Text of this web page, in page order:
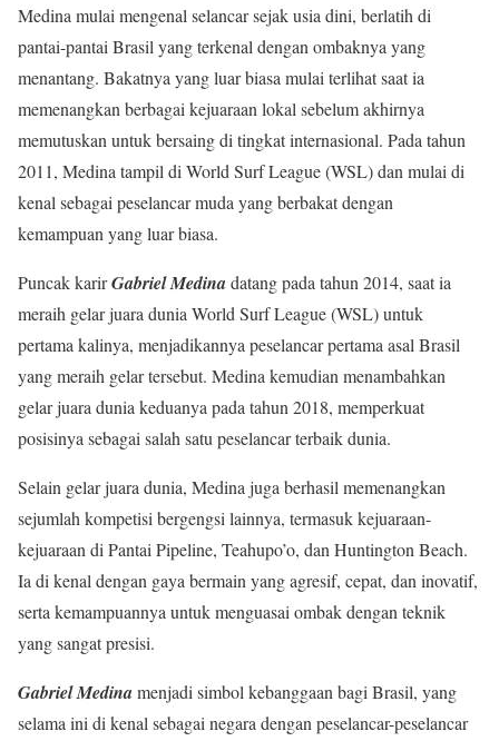
Medina mulai mengenal selancar sejak usia dini, berlatih di
pantai-pantai Brasil yang terkenal dengan ombaknya yang
menantang. Bakatnya yang luar biasa mulai terlihat saat ia
memenangkan berbagai kejuaraan lokal sebelum akhirnya
memutuskan untuk bersaing di tingkat internasional. Pada tahun
2011, Medina tampil di World Surf League (WSL) dan mulai di
kenal sebagai peselancar muda yang berbakat dengan
kemampuan yang luar biasa.
Puncak karirGabriel Medinadatang pada tahun 2014, saat ia
meraih gelar juara dunia World Surf League (WSL) untuk
pertama kalinya, menjadikannya peselancar pertama asal Brasil
yang meraih gelar tersebut. Medina kemudian menambahkan
gelar juara dunia keduanya pada tahun 2018, memperkuat
posisinya sebagai salah satu peselancar terbaik dunia.
Selain gelar juara dunia, Medina juga berhasil memenangkan
sejumlah kompetisi bergengsi lainnya, termasuk kejuaraan-
kejuaraan di Pantai Pipeline, Teahupo’o, dan Huntington Beach.
Ia di kenal dengan gaya bermain yang agresif, cepat, dan inovatif,
serta kemampuannya untuk menguasai ombak dengan teknik
yang sangat presisi.
Gabriel Medinamenjadi simbol kebanggaan bagi Brasil, yang
selama ini di kenal sebagai negara dengan peselancar-peselancar